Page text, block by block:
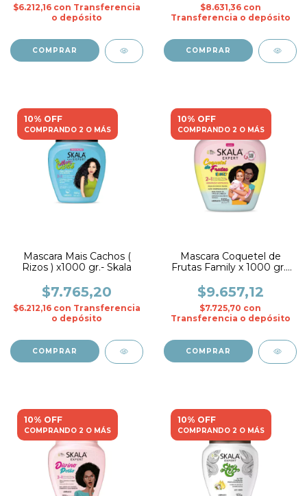
$6.212,16 con Transferencia
o depósito
$8.631,36 con
Transferencia o depósito
10% OFF
COMPRANDO 2 O MÁS
Mascara Mais Cachos (
Rizos ) x1000 gr.- Skala
$7.765,20
$6.212,16 con Transferencia
o depósito
10% OFF
COMPRANDO 2 O MÁS
Mascara Coquetel de
Frutas Family x 1000 gr.-
$9.657,12
$7.725,70 con
Transferencia o depósito
10% OFF
COMPRANDO 2 O MÁS
10% OFF
COMPRANDO 2 O MÁS